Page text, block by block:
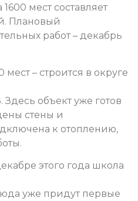
мест составляет
Плановый
работ – декабрь
– строится в округе
объект уже готов
стены и
к отоплению,
этого года школа
уже придут первые